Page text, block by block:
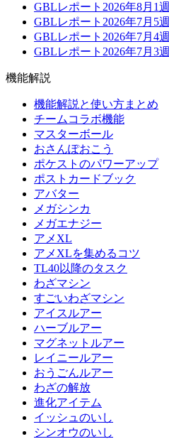
GBLレポート2026年8月1週
GBLレポート2026年7月5週
GBLレポート2026年7月4週
GBLレポート2026年7月3週
機能解説
機能解説と使い方まとめ
チームコラボ機能
マスターボール
おさんぽおこう
ポケストのパワーアップ
ポストカードブック
アバター
メガシンカ
メガエナジー
アメXL
アメXLを集めるコツ
TL40以降のタスク
わざマシン
すごいわざマシン
アイスルアー
ハーブルアー
マグネットルアー
レイニールアー
おうごんルアー
わざの解放
進化アイテム
イッシュのいし
シンオウのいし